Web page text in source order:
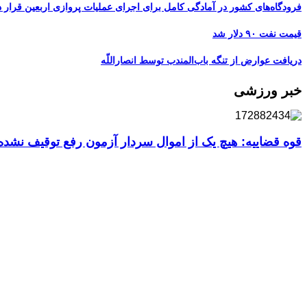
فرودگاه‌های کشور در آمادگی کامل برای اجرای عملیات پروازی اربعین قرار
قیمت نفت ۹۰ دلار شد
دریافت عوارض از تنگه باب‌المندب توسط انصاراللّه
خبر ورزشی
قوه قضاییه: هیچ یک از اموال سردار آزمون رفع توقیف